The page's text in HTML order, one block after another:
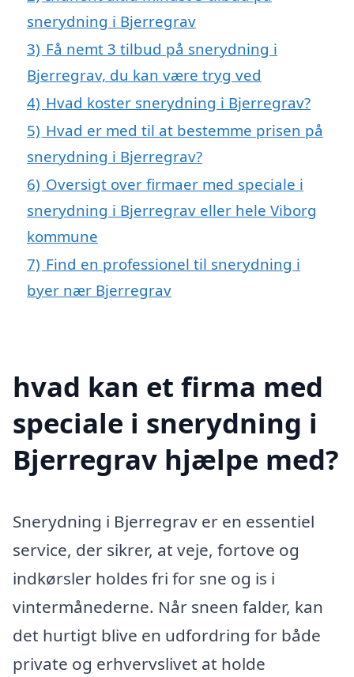
snerydning i Bjerregrav
3) Få nemt 3 tilbud på snerydning i
Bjerregrav, du kan være tryg ved
4) Hvad koster snerydning i Bjerregrav?
5) Hvad er med til at bestemme prisen på
snerydning i Bjerregrav?
6) Oversigt over firmaer med speciale i
snerydning i Bjerregrav eller hele Viborg
kommune
7) Find en professionel til snerydning i
byer nær Bjerregrav
hvad kan et firma med
speciale i snerydning i
Bjerregrav hjælpe med?
Snerydning i Bjerregrav er en essentiel
service, der sikrer, at veje, fortove og
indkørsler holdes fri for sne og is i
vintermånederne. Når sneen falder, kan
det hurtigt blive en udfordring for både
private og erhvervslivet at holde